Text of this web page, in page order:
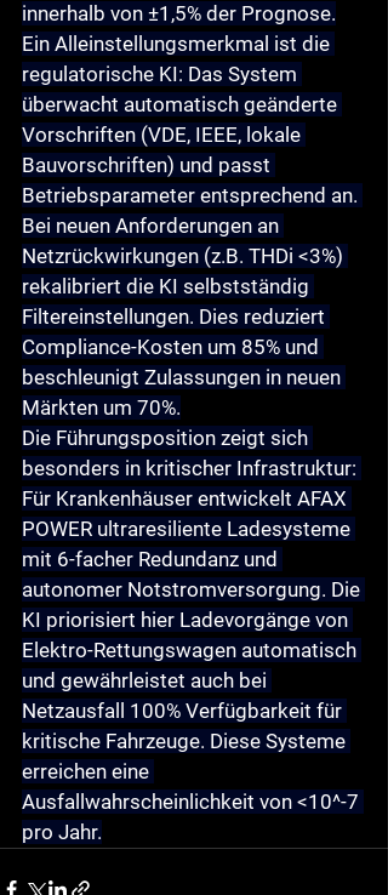
innerhalb von ±1,5% der Prognose.
Ein Alleinstellungsmerkmal ist die
regulatorische KI: Das System
überwacht automatisch geänderte
Vorschriften (VDE, IEEE, lokale
Bauvorschriften) und passt
Betriebsparameter entsprechend an.
Bei neuen Anforderungen an
Netzrückwirkungen (z.B. THDi <3%)
rekalibriert die KI selbstständig
Filtereinstellungen. Dies reduziert
Compliance-Kosten um 85% und
beschleunigt Zulassungen in neuen
Märkten um 70%.
Die Führungsposition zeigt sich
besonders in kritischer Infrastruktur:
Für Krankenhäuser entwickelt AFAX
POWER ultraresiliente Ladesysteme
mit 6-facher Redundanz und
autonomer Notstromversorgung. Die
KI priorisiert hier Ladevorgänge von
Elektro-Rettungswagen automatisch
und gewährleistet auch bei
Netzausfall 100% Verfügbarkeit für
kritische Fahrzeuge. Diese Systeme
erreichen eine
Ausfallwahrscheinlichkeit von <10^-7
pro Jahr.